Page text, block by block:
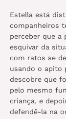
Estella está
companheiros
perceber que a
esquivar da
com ratos se
usando o apito
descobre que
pelo mesmo
criança, e
defendê-la na